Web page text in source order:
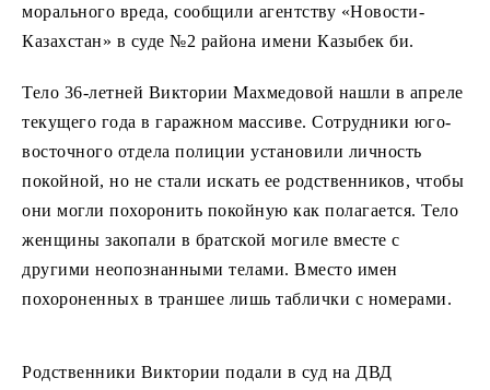
морального вреда, сообщили агентству «Новости-
Казахстан» в суде №2 района имени Казыбек би.
Тело 36-летней Виктории Махмедовой нашли в апреле
текущего года в гаражном массиве. Сотрудники юго-
восточного отдела полиции установили личность
покойной, но не стали искать ее родственников, чтобы
они могли похоронить покойную как полагается. Тело
женщины закопали в братской могиле вместе с
другими неопознанными телами. Вместо имен
похороненных в траншее лишь таблички с номерами.
Родственники Виктории подали в суд на ДВД